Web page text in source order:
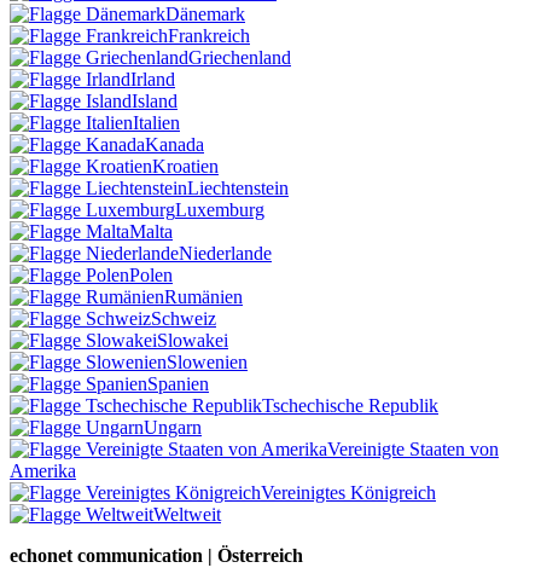
Dänemark
Frankreich
Griechenland
Irland
Island
Italien
Kanada
Kroatien
Liechtenstein
Luxemburg
Malta
Niederlande
Polen
Rumänien
Schweiz
Slowakei
Slowenien
Spanien
Tschechische Republik
Ungarn
Vereinigte Staaten von
Amerika
Vereinigtes Königreich
Weltweit
echonet communication | Österreich